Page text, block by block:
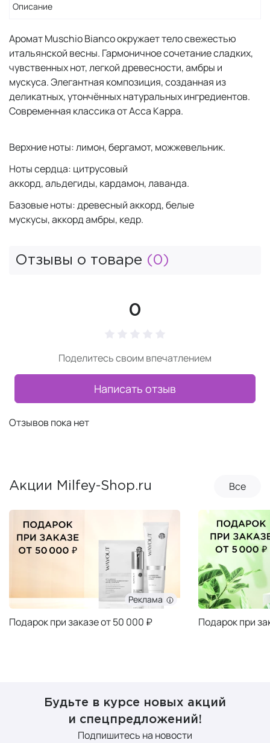
Описание
Аромат Muschio Bianco окружает тело свежестью
итальянской весны. Гармоничное сочетание сладких,
чувственных нот, легкой древесности, амбры и
мускуса. Элегантная композиция, созданная из
деликатных, утончённых натуральных ингредиентов.
Современная классика от Acca Kappa.
Верхние ноты: лимон, бергамот, можжевельник.
Ноты сердца: цитрусовый
аккорд, альдегиды, кардамон, лаванда.
Базовые ноты: древесный аккорд, белые
мускусы, аккорд амбры, кедр.
Отзывы о товаре (0)
0
Поделитесь своим впечатлением
Написать отзыв
Отзывов пока нет
Акции Milfey-Shop.ru Все
Реклама
Подарок при заказе от 50 000 ₽ Подарок при
Будьте в курсе новых акций
и спецпредложений!
Подпишитесь на новости